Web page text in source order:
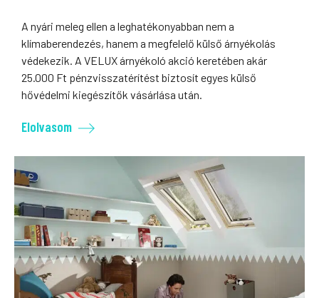
A nyári meleg ellen a leghatékonyabban nem a
klímaberendezés, hanem a megfelelő külső árnyékolás
védekezik. A VELUX árnyékoló akció keretében akár
25.000 Ft pénzvisszatérítést biztosít egyes külső
hővédelmi kiegészítők vásárlása után.
Elolvasom